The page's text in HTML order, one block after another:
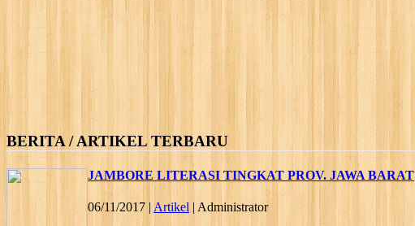
BERITA / ARTIKEL TERBARU
JAMBORE LITERASI TINGKAT PROV. JAWA BARAT
06/11/2017 |Artikel| Administrator